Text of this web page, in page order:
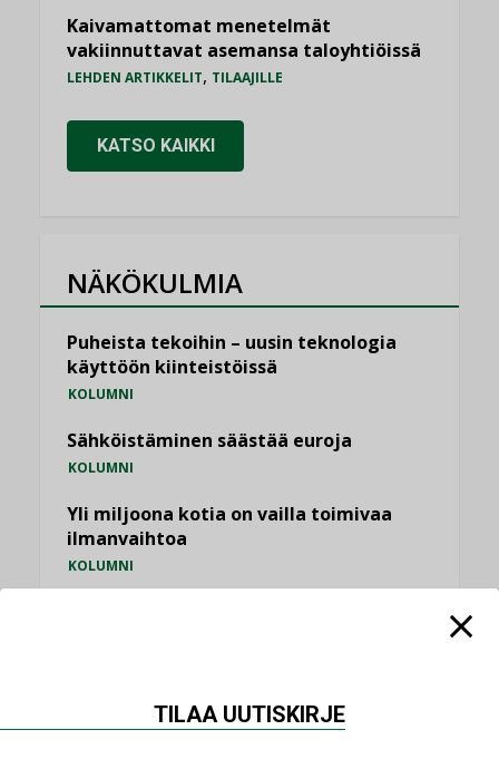
Kaivamattomat menetelmät
vakiinnuttavat asemansa taloyhtiöissä
LEHDEN ARTIKKELIT, TILAAJILLE
KATSO KAIKKI
NÄKÖKULMIA
Puheista tekoihin – uusin teknologia
käyttöön kiinteistöissä
KOLUMNI
Sähköistäminen säästää euroja
KOLUMNI
Yli miljoona kotia on vailla toimivaa
ilmanvaihtoa
KOLUMNI
Vesi- ja viemärimitoittaminen on
jämähtänyt ajassa paikalleen
TILAA UUTISKIRJE